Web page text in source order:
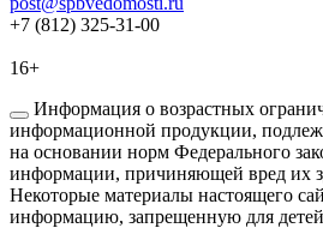
+7 (812) 325-31-00
16+
Информация о возрастных
информационной продукции,
на основании норм Федерального
информации, причиняющей вред их
Некоторые материалы настоящего
информацию, запрещенную для